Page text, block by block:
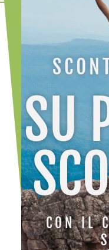
HOME /FISCHER /
SU
CON IL